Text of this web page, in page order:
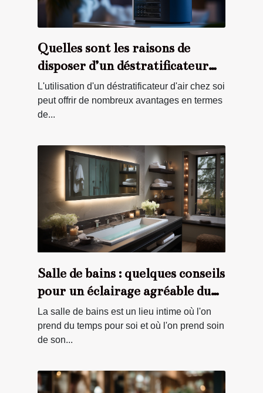
Quelles sont les raisons de
disposer d’un déstratificateur
d’air chez soi ?
L'utilisation d'un déstratificateur d'air chez soi
peut offrir de nombreux avantages en termes
de...
Salle de bains : quelques conseils
pour un éclairage agréable du
miroir
La salle de bains est un lieu intime où l'on
prend du temps pour soi et où l'on prend soin
de son...